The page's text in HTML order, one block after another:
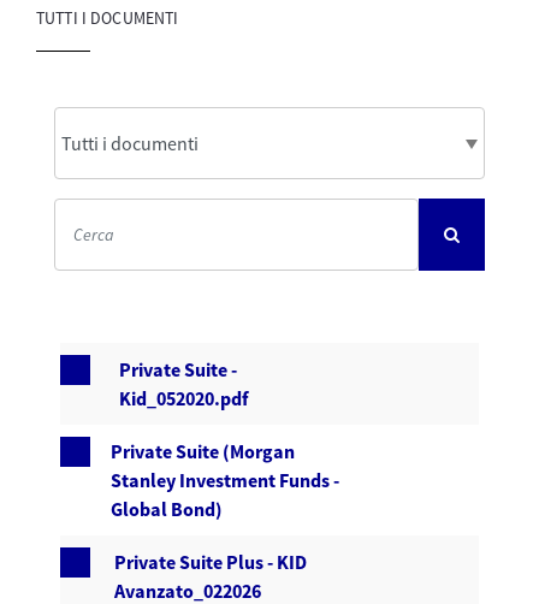
TUTTI I DOCUMENTI
Private Suite -
Kid_052020.pdf
Private Suite (Morgan
Stanley Investment Funds -
Global Bond)
Private Suite Plus - KID
Avanzato_022026